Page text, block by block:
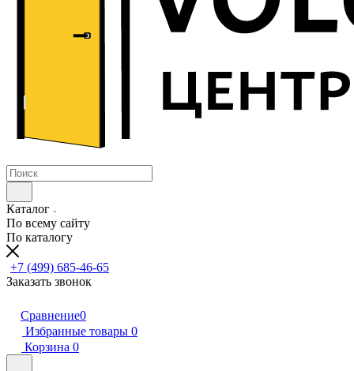
Каталог
По всему сайту
По каталогу
+7 (499) 685-46-65
Заказать звонок
Сравнение0
Избранные товары 0
Корзина 0